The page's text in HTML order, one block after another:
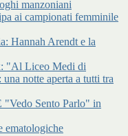
manzoniani
ai campionati femminile
Hannah Arendt e la
"Al Liceo Medi di
notte aperta a tutti tra
"Vedo Sento Parlo" in
ematologiche